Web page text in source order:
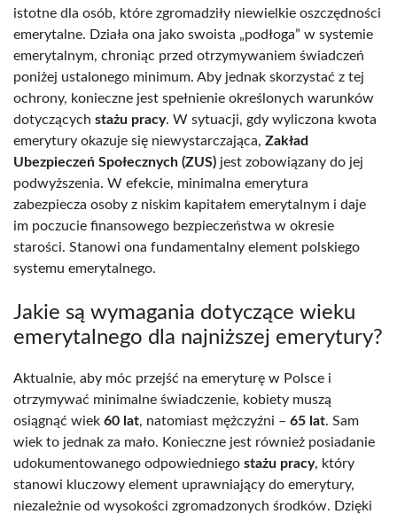
istotne dla osób, które zgromadziły niewielkie oszczędności
emerytalne. Działa ona jako swoista „podłoga” w systemie
emerytalnym, chroniąc przed otrzymywaniem świadczeń
poniżej ustalonego minimum. Aby jednak skorzystać z tej
ochrony, konieczne jest spełnienie określonych warunków
dotyczących stażu pracy. W sytuacji, gdy wyliczona kwota
emerytury okazuje się niewystarczająca, Zakład
Ubezpieczeń Społecznych (ZUS) jest zobowiązany do jej
podwyższenia. W efekcie, minimalna emerytura
zabezpiecza osoby z niskim kapitałem emerytalnym i daje
im poczucie finansowego bezpieczeństwa w okresie
starości. Stanowi ona fundamentalny element polskiego
systemu emerytalnego.
Jakie są wymagania dotyczące wieku
emerytalnego dla najniższej emerytury?
Aktualnie, aby móc przejść na emeryturę w Polsce i
otrzymywać minimalne świadczenie, kobiety muszą
osiągnąć wiek 60 lat, natomiast mężczyźni – 65 lat. Sam
wiek to jednak za mało. Konieczne jest również posiadanie
udokumentowanego odpowiedniego stażu pracy, który
stanowi kluczowy element uprawniający do emerytury,
niezależnie od wysokości zgromadzonych środków. Dzięki